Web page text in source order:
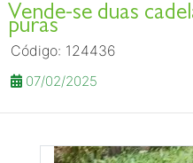
Vende-se duas
puras
Código: 124436
07/02/2025